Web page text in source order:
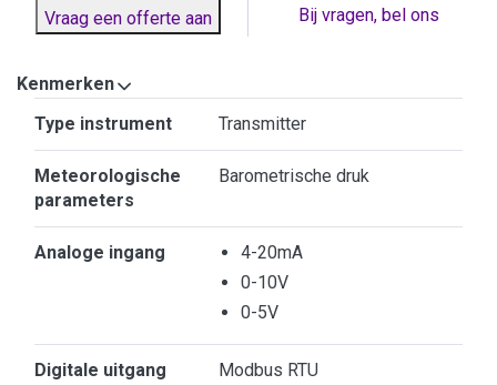
Vraag een offerte aan Bij vragen, bel ons
Kenmerken
Type instrument Transmitter
Meteorologische
parameters
Barometrische druk
Analoge ingang
4-20mA
0-10V
0-5V
Digitale uitgang Modbus RTU